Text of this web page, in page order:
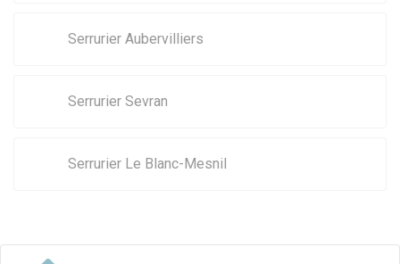
Serrurier Aubervilliers
Serrurier Sevran
Serrurier Le Blanc-Mesnil